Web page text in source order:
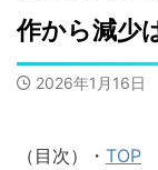
作から減少
2026年1月16日
（目次）・ TOP